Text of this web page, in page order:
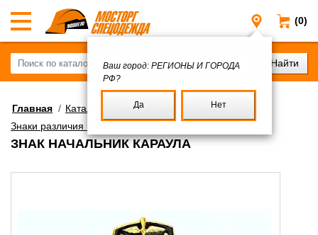
(0)
Регионы
Ваш город: РЕГИОНЫ И ГОРОДА
РФ?
Да Нет
Главная / Каталог Военное имущество
/
Знаки различия Флаги символика
ЗНАК НАЧАЛЬНИК КАРАУЛА